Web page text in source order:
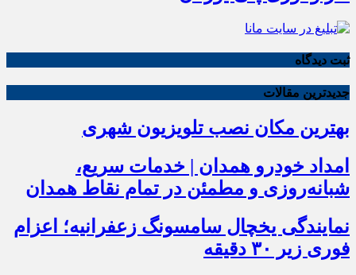
ثبت دیدگاه
جدیدترین مقالات
بهترین مکان نصب تلویزیون شهری
امداد خودرو همدان | خدمات سریع،
شبانه‌روزی و مطمئن در تمام نقاط همدان
نمایندگی یخچال سامسونگ زعفرانیه؛ اعزام
فوری زیر ۳۰ دقیقه